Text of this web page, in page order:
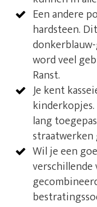
Een andere
hardsteen.
word veel
Ranst.
Je kent
lang
Wil je een
verschillende